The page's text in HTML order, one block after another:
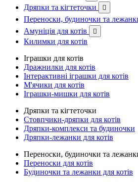
Дряпки та кігтеточки 
Переноски, будиночки та
Амуніція для котів 
Килимки для котів
Іграшки для котів
Дражнилки для котів
Інтерактивні іграшки для котів
М'ячики для котів
Іграшки-мишки для котів
Дряпки та кігтеточки
Стовпчики-дряпки для котів
Дряпки-комплекси та будиночки
Дряпки-лежанки для котів
Переноски, будиночки та
Переноски для котів
Будиночки та лежанки для котів